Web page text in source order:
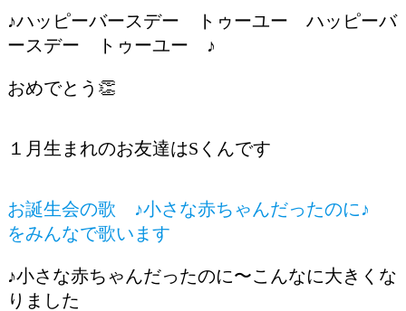
♪ハッピーバースデー トゥーユー ハッピーバ
ースデー トゥーユー ♪
おめでとう👏
１月生まれのお友達はSくんです
お誕生会の歌 ♪小さな赤ちゃんだったのに♪
をみんなで歌います
♪小さな赤ちゃんだったのに〜こんなに大きくな
りました